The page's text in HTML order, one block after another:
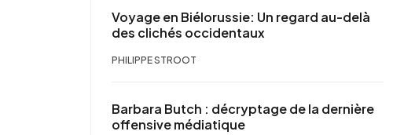
Voyage en Biélorussie: Un regard au-delà
des clichés occidentaux
PHILIPPE STROOT
Barbara Butch : décryptage de la dernière
offensive médiatique